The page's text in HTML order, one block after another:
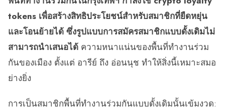
tokens เพื่อสร้างสิทธิประโยชน์สำหรับสมาชิกที่ยืดหยุ่น
และโอนย้ายได้ ซึ่งรูปแบบการสมัครสมาชิกแบบดั้งเดิมไม่
สามารถนำเสนอได้ ความหนาแน่นของพื้นที่ทำงานร่วม
กันของเมือง ตั้งแต่ อารีย์ ถึง อ่อนนุช ทำให้สิ่งนี้เหมาะสมอ
ย่างยิ่ง
การเป็นสมาชิกพื้นที่ทำงานร่วมกันแบบดั้งเดิมนั้นเข้มงวด: